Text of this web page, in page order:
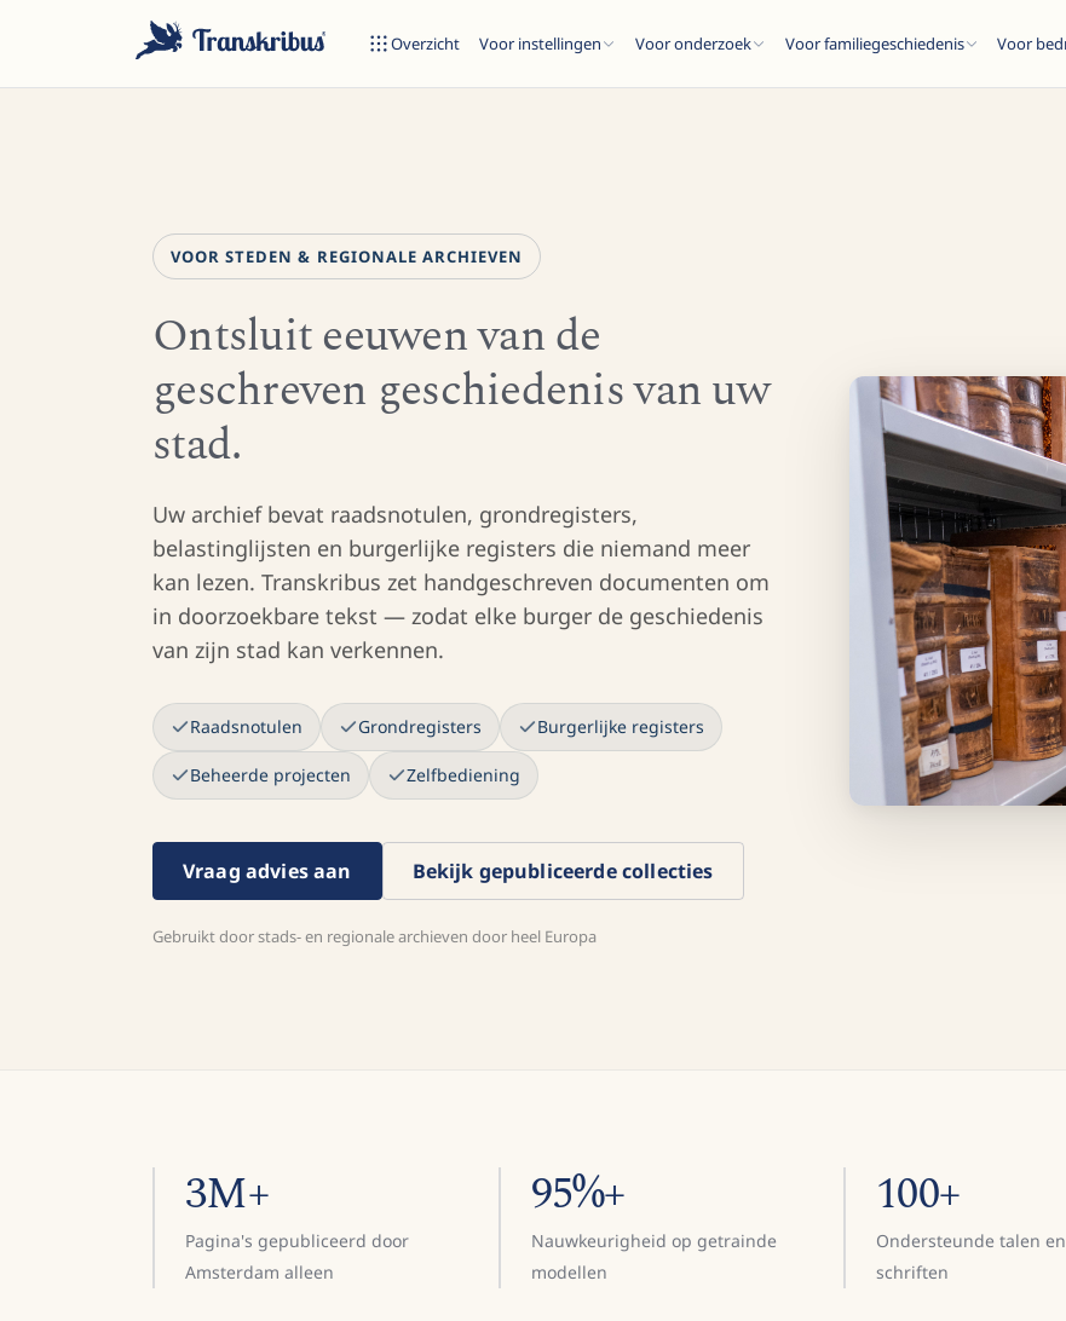
Overzicht Voor instellingen Voor onderzoek Voor familiegeschiedenis Voor
Begin met typen om te zoeken in modellen, sites en blogberichten...
VOOR STEDEN & REGIONALE ARCHIEVEN
Ontsluit eeuwen van de
geschreven geschiedenis van uw
stad.
Uw archief bevat raadsnotulen, grondregisters,
belastinglijsten en burgerlijke registers die niemand meer
kan lezen. Transkribus zet handgeschreven documenten om
in doorzoekbare tekst — zodat elke burger de geschiedenis
van zijn stad kan verkennen.
Raadsnotulen Grondregisters Burgerlijke registers
Beheerde projecten Zelfbediening
Vraag advies aan Bekijk gepubliceerde collecties
Gebruikt door stads- en regionale archieven door heel Europa
3M+
Pagina's gepubliceerd door
Amsterdam alleen
95%+
Nauwkeurigheid op getrainde
modellen
100+
Ondersteunde talen en
schriften